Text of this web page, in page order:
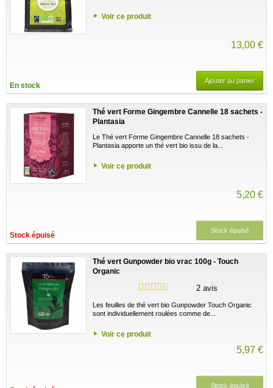
Voir ce produit
13,00 €
En stock
Ajouter au panier
Thé vert Forme Gingembre Cannelle 18 sachets -
Plantasia
Le Thé vert Forme Gingembre Cannelle 18 sachets -
Plantasia apporte un thé vert bio issu de la...
Voir ce produit
5,20 €
Stock épuisé
Stock épuisé
Thé vert Gunpowder bio vrac 100g - Touch
Organic
2 avis
Les feuilles de thé vert bio Gunpowder Touch Organic
sont individuellement roulées comme de...
Voir ce produit
5,97 €
Stock épuisé